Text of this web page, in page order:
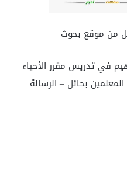
من موقع بحوث
في تدريس مقرر الأحياء
بحائل – الرسالة